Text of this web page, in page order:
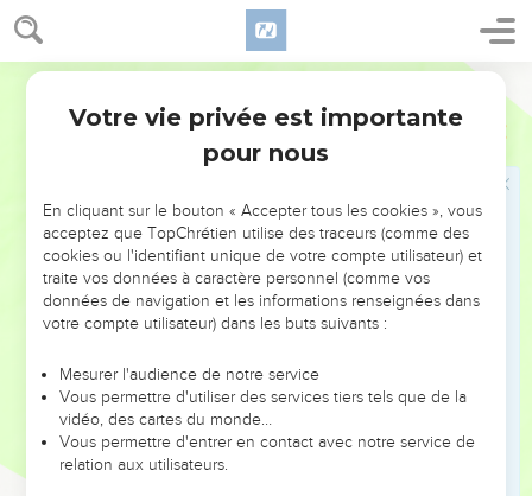
Lévitique 3
toute la graisse qui est sur l'intérieur,
10 et les deux rognons, et la graisse qui est dessus, qui est
sur les reins, et le réseau qui est sur le foie, qu'on ôtera
et le sacrificateur fera fumer cela sur l'autel : c'est un pain
de sacrifice par feu à l'Éternel.
Et si son offrande est une chèvre, il la présentera devant
l'Éternel ;
et il posera sa main sur sa tête, et il l'égorgera devant la
tente d'assignation ; et les fils d'Aaron feront aspersion du
sang sur l'autel, tout autour ;
l'Éternel : la graisse qui couvre l'intérieur, et toute la graisse
qui est sur l'intérieur,
et les deux rognons, et la graisse qui est dessus, qui est
sur les reins, et le réseau qui est sur le foie, qu'on ôtera
Votre vie privée est importante
pour nous
En cliquant sur le bouton « Accepter tous les cookies », vous
acceptez que TopChrétien utilise des traceurs (comme des
cookies ou l'identifiant unique de votre compte utilisateur) et
traite vos données à caractère personnel (comme vos
données de navigation et les informations renseignées dans
votre compte utilisateur) dans les buts suivants :
Mesurer l'audience de notre service
Vous permettre d'utiliser des services tiers tels que de la
vidéo, des cartes du monde…
Vous permettre d'entrer en contact avec notre service de
relation aux utilisateurs.